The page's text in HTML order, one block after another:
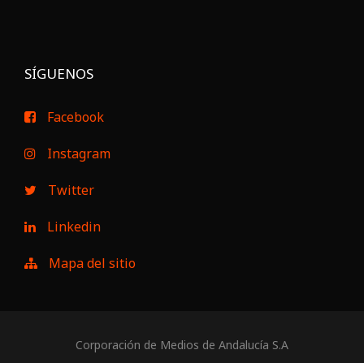
SÍGUENOS
Facebook
Instagram
Twitter
Linkedin
Mapa del sitio
Corporación de Medios de Andalucía S.A